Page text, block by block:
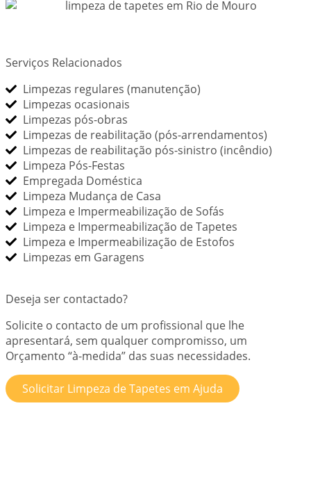
Serviços Relacionados
Limpezas regulares (manutenção)
Limpezas ocasionais
Limpezas pós-obras
Limpezas de reabilitação (pós-arrendamentos)
Limpezas de reabilitação pós-sinistro (incêndio)
Limpeza Pós-Festas
Empregada Doméstica
Limpeza Mudança de Casa
Limpeza e Impermeabilização de Sofás
Limpeza e Impermeabilização de Tapetes
Limpeza e Impermeabilização de Estofos
Limpezas em Garagens
Deseja ser contactado?
Solicite o contacto de um profissional que lhe
apresentará, sem qualquer compromisso, um
Orçamento “à-medida” das suas necessidades.
Solicitar Limpeza de Tapetes em Ajuda